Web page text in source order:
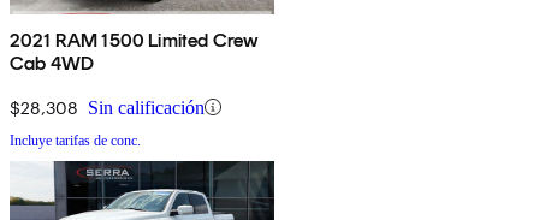
2021 RAM 1500 Limited Crew
Cab 4WD
$28,308 Sin calificación
Incluye tarifas de conc.